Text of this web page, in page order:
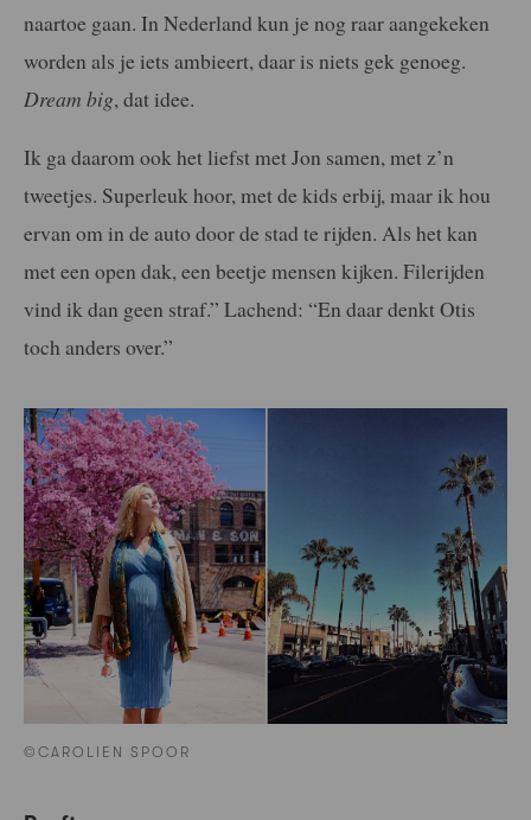
naartoe gaan. In Nederland kun je nog raar aangekeken
worden als je iets ambieert, daar is niets gek genoeg.
Dream big, dat idee.
Ik ga daarom ook het liefst met Jon samen, met z’n
tweetjes. Superleuk hoor, met de kids erbij, maar ik hou
ervan om in de auto door de stad te rijden. Als het kan
met een open dak, een beetje mensen kijken. Filerijden
vind ik dan geen straf.” Lachend: “En daar denkt Otis
toch anders over.”
©CAROLIEN SPOOR